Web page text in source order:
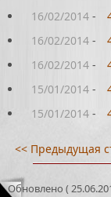
16/02/2014 -
16/02/2014 -
16/02/2014 -
15/01/2014 -
15/01/2014 -
<< Предыдущая
Обновлено (